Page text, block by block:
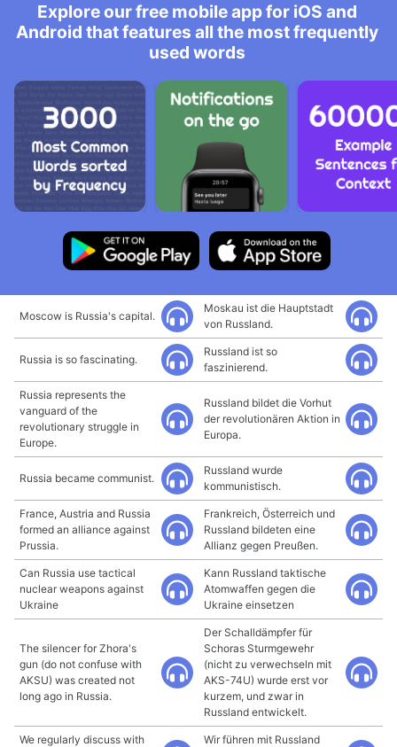
Explore our free mobile app for iOS and
Android that features all the most frequently
used words
Moscow is Russia's capital.
Moskau ist die Hauptstadt
von Russland.
Russia is so fascinating.
Russland ist so
faszinierend.
Russia represents the
vanguard of the
revolutionary struggle in
Europe.
Russland bildet die Vorhut
der revolutionären Aktion in
Europa.
Russia became communist.
Russland wurde
kommunistisch.
France, Austria and Russia
formed an alliance against
Prussia.
Frankreich, Österreich und
Russland bildeten eine
Allianz gegen Preußen.
Can Russia use tactical
nuclear weapons against
Ukraine
Kann Russland taktische
Atomwaffen gegen die
Ukraine einsetzen
The silencer for Zhora's
gun (do not confuse with
AKSU) was created not
long ago in Russia.
Der Schalldämpfer für
Schoras Sturmgewehr
(nicht zu verwechseln mit
AKS-74U) wurde erst vor
kurzem, und zwar in
Russland entwickelt.
We regularly discuss with
Wir führen mit Russland